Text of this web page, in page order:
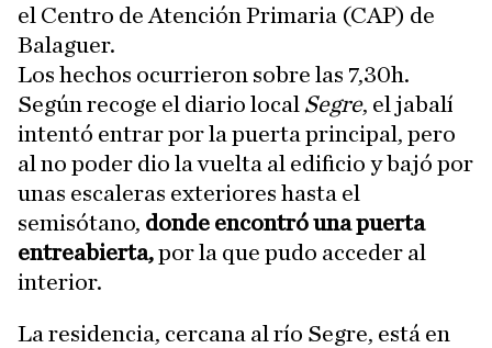
el Centro de Atención Primaria (CAP) de
Balaguer.
Los hechos ocurrieron sobre las 7,30h.
Según recoge el diario local Segre, el jabalí
intentó entrar por la puerta principal, pero
al no poder dio la vuelta al edificio y bajó por
unas escaleras exteriores hasta el
semisótano, donde encontró una puerta
entreabierta,por la que pudo acceder al
interior.
La residencia, cercana al río Segre, está en